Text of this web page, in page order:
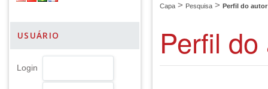
USUÁRIO
Login
Capa > Pesquisa > Perfil do autor
Perfil